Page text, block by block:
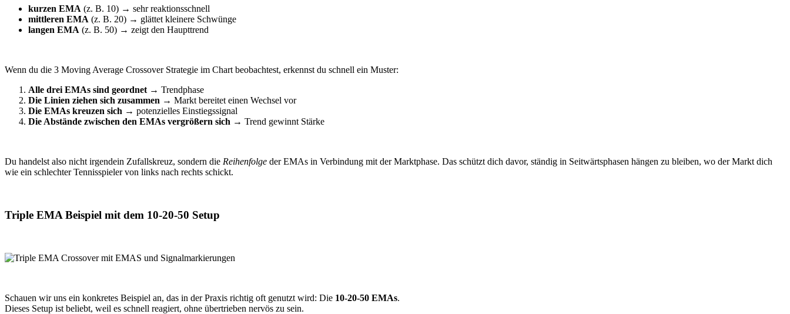
kurzen EMA (z. B. 10) → sehr reaktionsschnell
mittleren EMA (z. B. 20) → glättet kleinere Schwünge
langen EMA (z. B. 50) → zeigt den Haupttrend
Wenn du die 3 Moving Average Crossover Strategie im Chart beobachtest, erkennst du schnell ein Muster:
Alle drei EMAs sind geordnet→ Trendphase
Die Linien ziehen sich zusammen → Markt bereitet einen Wechsel vor
Die EMAs kreuzen sich → potenzielles Einstiegssignal
Die Abstände zwischen den EMAs vergrößern sich → Trend gewinnt Stärke
Du handelst also nicht irgendein Zufallskreuz, sondern die Reihenfolge der EMAs in Verbindung mit der Marktphase. Das schützt dich davor, ständig in Seitwärtsphasen hängen zu bleiben, wo der Markt dich
wie ein schlechter Tennisspieler von links nach rechts schickt.
Triple EMA Beispiel mit dem 10-20-50 Setup
Schauen wir uns ein konkretes Beispiel an, das in der Praxis richtig oft genutzt wird: Die 10-20-50 EMAs.
Dieses Setup ist beliebt, weil es schnell reagiert, ohne übertrieben nervös zu sein.